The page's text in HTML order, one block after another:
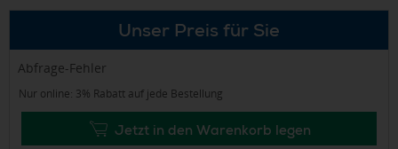
Unser Preis für Sie
Abfrage-Fehler
Nur online: 3% Rabatt auf jede Bestellung
Jetzt in den Warenkorb legen